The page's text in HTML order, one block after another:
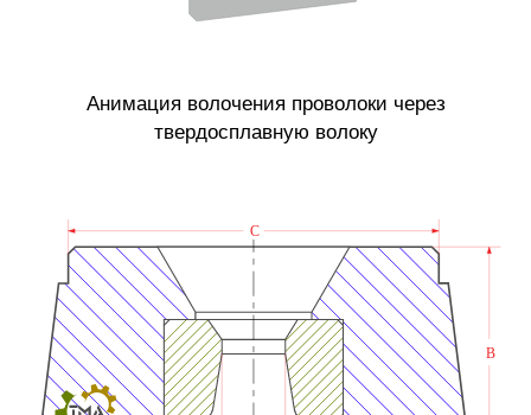
Анимация волочения проволоки через
твердосплавную волоку